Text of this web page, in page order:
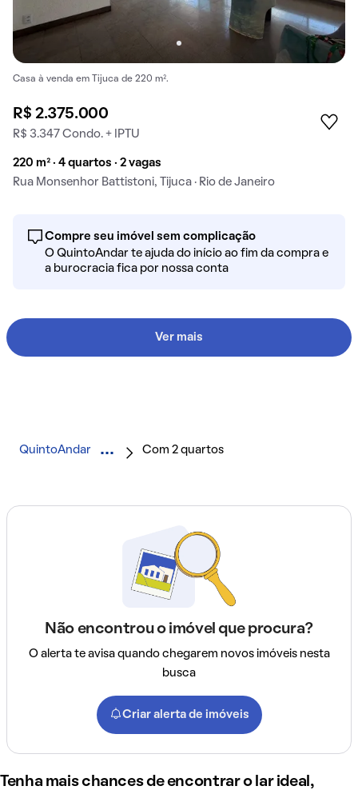
Casa à venda em Tijuca de 220 m².
R$ 2.375.000
R$ 3.347 Condo. + IPTU
220 m² · 4 quartos · 2 vagas
Rua Monsenhor Battistoni, Tijuca · Rio de Janeiro
Compre seu imóvel sem complicação
O QuintoAndar te ajuda do início ao fim da compra e
a burocracia fica por nossa conta
Ver mais
QuintoAndar Com 2 quartos
Não encontrou o imóvel que procura?
O alerta te avisa quando chegarem novos imóveis nesta
busca
Criar alerta de imóveis
Tenha mais chances de encontrar o lar ideal,